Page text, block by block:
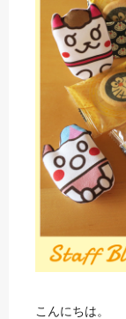
こんにちは。